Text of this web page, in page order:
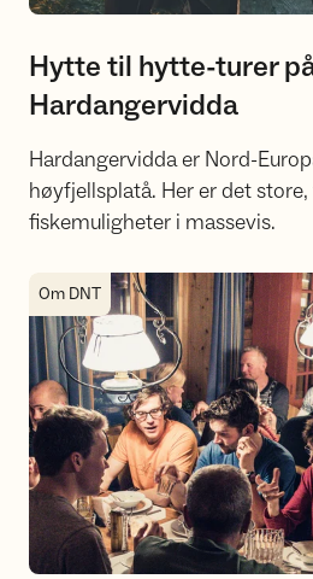
Hytte til hytte-turer
Hardangervidda
Hardangervidda er Nord-
høyfjellsplatå. Her er det
fiskemuligheter i massevis.
DNT-turer på Hardangervidda
Om DNT